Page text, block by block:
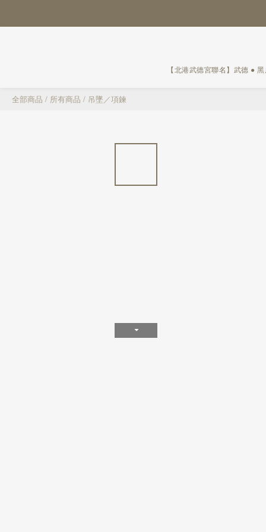
【北港武德宮聯名】武德 ●
全部商品 / 所有商品 / 吊墜／項鍊